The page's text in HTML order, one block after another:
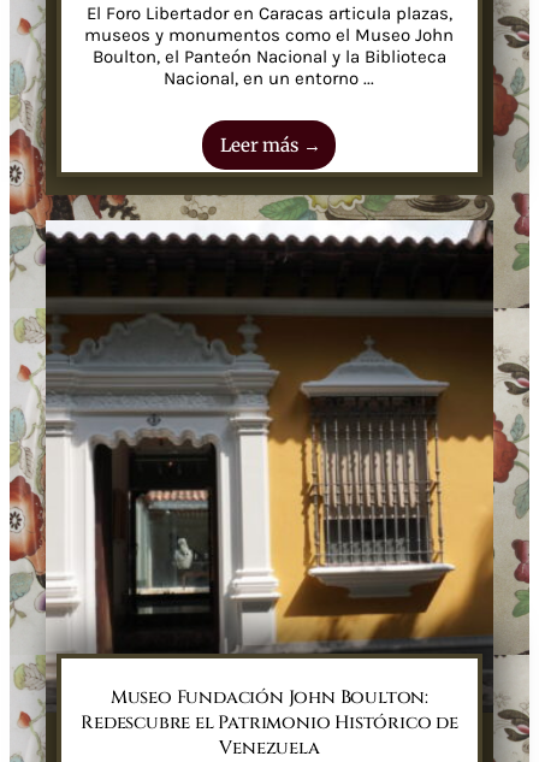
El Foro Libertador en Caracas articula plazas,
museos y monumentos como el Museo John
Boulton, el Panteón Nacional y la Biblioteca
Nacional, en un entorno ...
Leer más →
Museo Fundación John Boulton:
Redescubre el Patrimonio Histórico de
Venezuela